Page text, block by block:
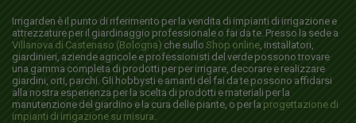
Irrigarden è il punto di riferimento per la vendita di impianti di irrigazione e
attrezzature per il giardinaggio professionale o fai da te. Presso la sede a
Villanova di Castenaso (Bologna) che sullo Shop online , installatori,
giardinieri, aziende agricole e professionisti del verde possono trovare
una gamma completa di prodotti per per irrigare, decorare e realizzare
giardini, orti, parchi. Gli hobbysti e amanti del fai da te possono affidarsi
alla nostra esperienza per la scelta di prodotti e materiali per la
manutenzione del giardino e la cura delle piante, o per la progettazione di
impianti di irrigazione su misura